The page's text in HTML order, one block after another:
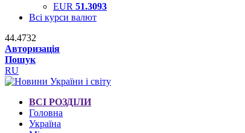
EUR 51.3093
Всі курси валют
44.4732
Авторизація
Пошук
RU
ВСІ РОЗДІЛИ
Головна
Україна